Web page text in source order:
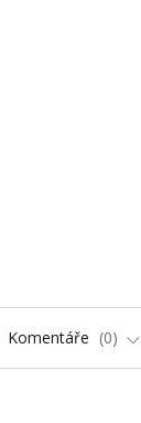
Komentáře 0